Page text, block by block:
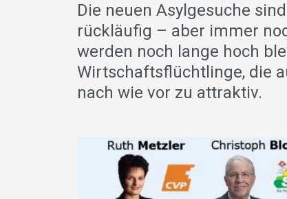
Die neuen Asylgesuche
rückläufig – aber immer
werden noch lange hoch
Wirtschaftsflüchtlinge, die
nach wie vor zu attraktiv.